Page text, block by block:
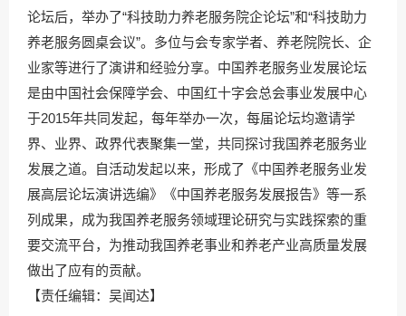
论坛后，举办了“科技助力养老服务院企论坛”和“科技助力
养老服务圆桌会议”。多位与会专家学者、养老院院长、企
业家等进行了演讲和经验分享。中国养老服务业发展论坛
是由中国社会保障学会、中国红十字会总会事业发展中心
于2015年共同发起，每年举办一次，每届论坛均邀请学
界、业界、政界代表聚集一堂，共同探讨我国养老服务业
发展之道。自活动发起以来，形成了《中国养老服务业发
展高层论坛演讲选编》《中国养老服务发展报告》等一系
列成果，成为我国养老服务领域理论研究与实践探索的重
要交流平台，为推动我国养老事业和养老产业高质量发展
做出了应有的贡献。
【责任编辑：吴闻达】